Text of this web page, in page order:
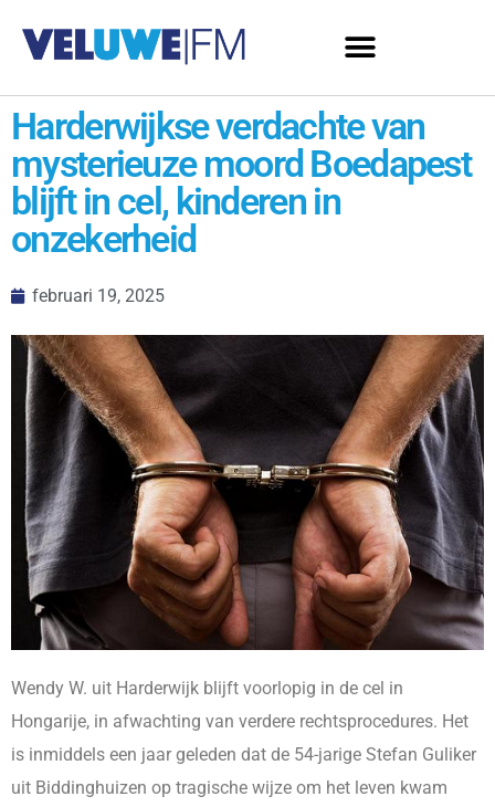
Harderwijkse verdachte van
mysterieuze moord Boedapest
blijft in cel, kinderen in
onzekerheid
februari 19, 2025
Wendy W. uit Harderwijk blijft voorlopig in de cel in
Hongarije, in afwachting van verdere rechtsprocedures. Het
is inmiddels een jaar geleden dat de 54-jarige Stefan Guliker
uit Biddinghuizen op tragische wijze om het leven kwam